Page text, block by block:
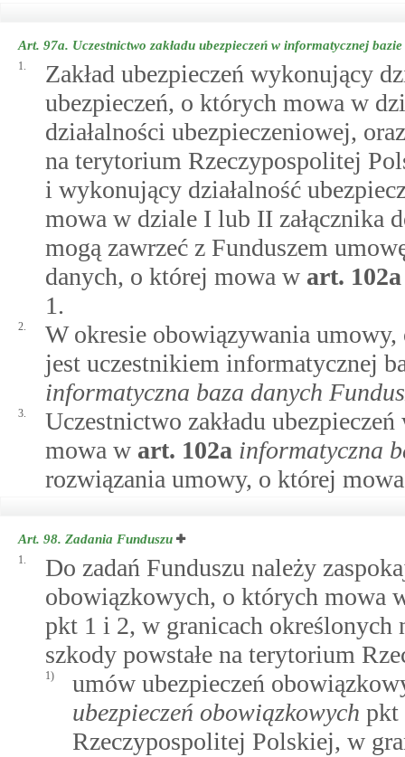
Art. 97a. Uczestnictwo zakładu ubezpieczeń w informatycznej
1.
Zakład ubezpieczeń wykonujący
ubezpieczeń, o których mowa w
działalności ubezpieczeniowej,
na terytorium Rzeczypospolitej
i wykonujący działalność
mowa w dziale I lub II załącznika
mogą zawrzeć z Funduszem
danych, o której mowa w art. 102a
1.
2.
W okresie obowiązywania umowy,
jest uczestnikiem informatycznej
informatyczna baza danych
3.
Uczestnictwo zakładu
mowa w art. 102a informatyczna
rozwiązania umowy, o której
Art. 98. Zadania Funduszu
1.
Do zadań Funduszu należy
obowiązkowych, o których mowa
pkt 1 i 2, w granicach określonych
szkody powstałe na terytorium
1)
umów ubezpieczeń
ubezpieczeń obowiązkowych pkt
Rzeczypospolitej Polskiej, w